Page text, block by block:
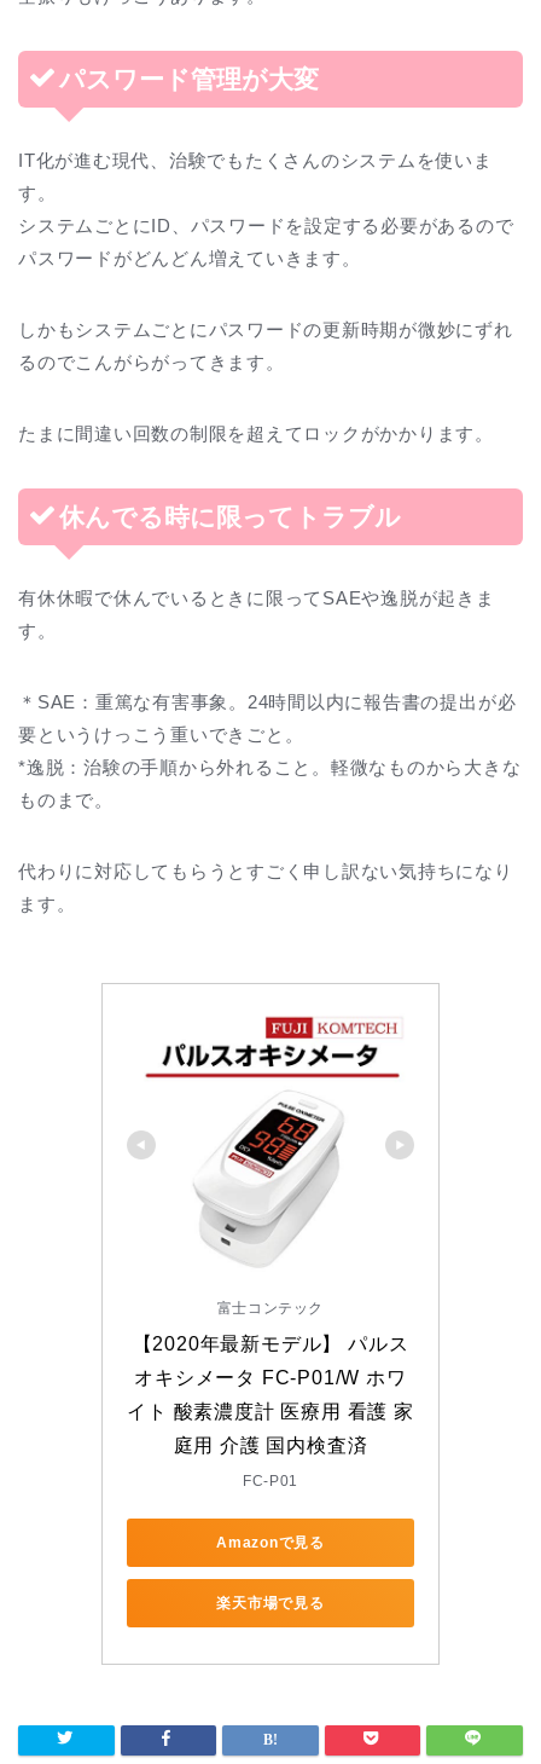
パスワード管理が大変
IT化が進む現代、治験でもたくさんのシステムを使いま
す。
システムごとにID、パスワードを設定する必要があるので
パスワードがどんどん増えていきます。
しかもシステムごとにパスワードの更新時期が微妙にずれ
るのでこんがらがってきます。
たまに間違い回数の制限を超えてロックがかかります。
休んでる時に限ってトラブル
有休休暇で休んでいるときに限ってSAEや逸脱が起きま
す。
＊SAE：重篤な有害事象。24時間以内に報告書の提出が必
要というけっこう重いできごと。
*逸脱：治験の手順から外れること。軽微なものから大きな
ものまで。
代わりに対応してもらうとすごく申し訳ない気持ちになり
ます。
富士コンテック
【2020年最新モデル】 パルス
オキシメータ FC-P01/W ホワ
イト 酸素濃度計 医療用 看護 家
庭用 介護 国内検査済
FC-P01
Amazonで見る
楽天市場で見る